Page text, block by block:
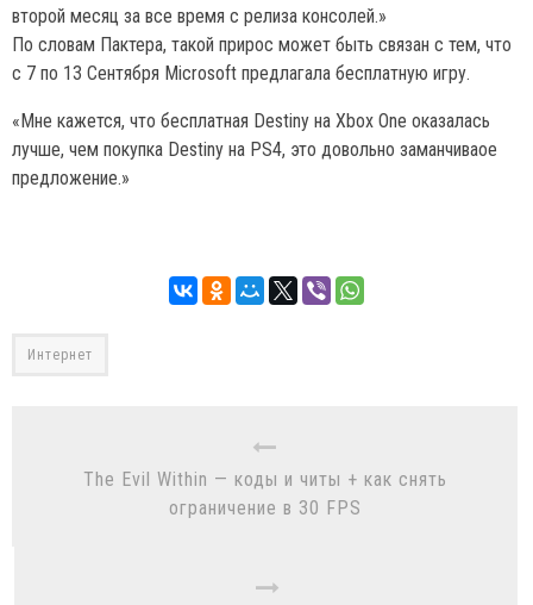
второй месяц за все время с релиза консолей.»
По словам Пактера, такой прирос может быть связан с тем, что
с 7 по 13 Сентября Microsoft предлагала бесплатную игру.
«Мне кажется, что бесплатная Destiny на Xbox One оказалась
лучше, чем покупка Destiny на PS4, это довольно заманчиваое
предложение.»
Интернет
The Evil Within — коды и читы + как снять
ограничение в 30 FPS